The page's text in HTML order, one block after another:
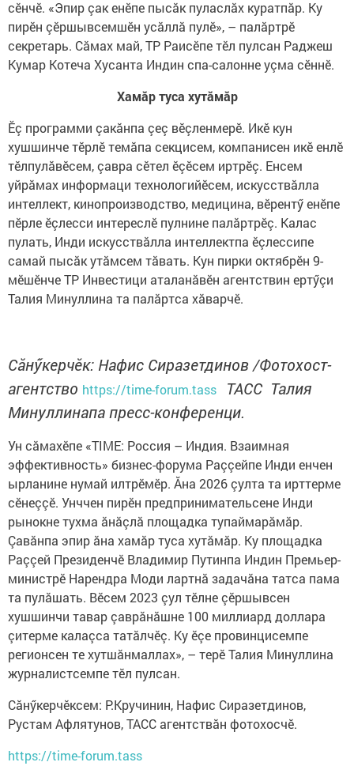
сӗнчӗ. «Эпир çак енӗпе пысăк пуласлăх куратпăр. Ку
пирӗн çӗршывсемшӗн усăллă пулӗ», – палăртрӗ
секретарь. Сăмах май, ТР Раисӗпе тӗл пулсан Раджеш
Кумар Котеча Хусанта Индин спа-салонне уçма сӗннӗ.
Хамăр туса хутăмăр
Ӗç программи çакăнпа çеç вӗçленмерӗ. Икӗ кун
хушшинче тӗрлӗ темăпа секцисем, компанисен икӗ енлӗ
тӗлпулăвӗсем, çавра сӗтел ӗçӗсем иртрӗç. Енсем
уйрăмах информаци технологийӗсем, искусствăлла
интеллект, кинопроизводство, медицина, вӗрентӳ енӗпе
пӗрле ӗçлесси интереслӗ пулнине палăртрӗç. Калас
пулать, Инди искусствăлла интеллектпа ӗçлессипе
самай пысăк утăмсем тăвать. Кун пирки октябрӗн 9-
мӗшӗнче ТР Инвестици аталанăвӗн агентствин ертӳçи
Талия Минуллина та палăртса хăварчӗ.
Сăнӳкерчӗк: Нафис Сиразетдинов /Фотохост-
агентство https://time-forum.tass
ТАСС Талия
Минуллинапа пресс-конференци.
Ун сăмахӗпе «TIME: Россия – Индия. Взаимная
эффективность» бизнес-форума Раççейпе Инди енчен
ырланине нумай илтрӗмӗр. Ăна 2026 çулта та ирттерме
сӗнеççӗ. Унччен пирӗн предпринимательсене Инди
рынокне тухма ăнăçлă площадка тупаймарăмăр.
Çавăнпа эпир ăна хамăр туса хутăмăр. Ку площадка
Раççей Президенчӗ Владимир Путинпа Индин Премьер-
министрӗ Нарендра Моди лартнă задачăна татса пама
та пулăшать. Вӗсем 2023 çул тӗлне çӗршывсен
хушшинчи тавар çаврăнăшне 100 миллиард доллара
çитерме калаçса татăлчӗç. Ку ӗçе провинцисемпе
регионсен те хутшăнмаллах», – терӗ Талия Минуллина
журналистсемпе тӗл пулсан.
Сăнӳкерчӗксем: Р.Кручинин, Нафис Сиразетдинов,
Рустам Афлятунов, ТАСС агентствăн фотохосчӗ.
https://time-forum.tass